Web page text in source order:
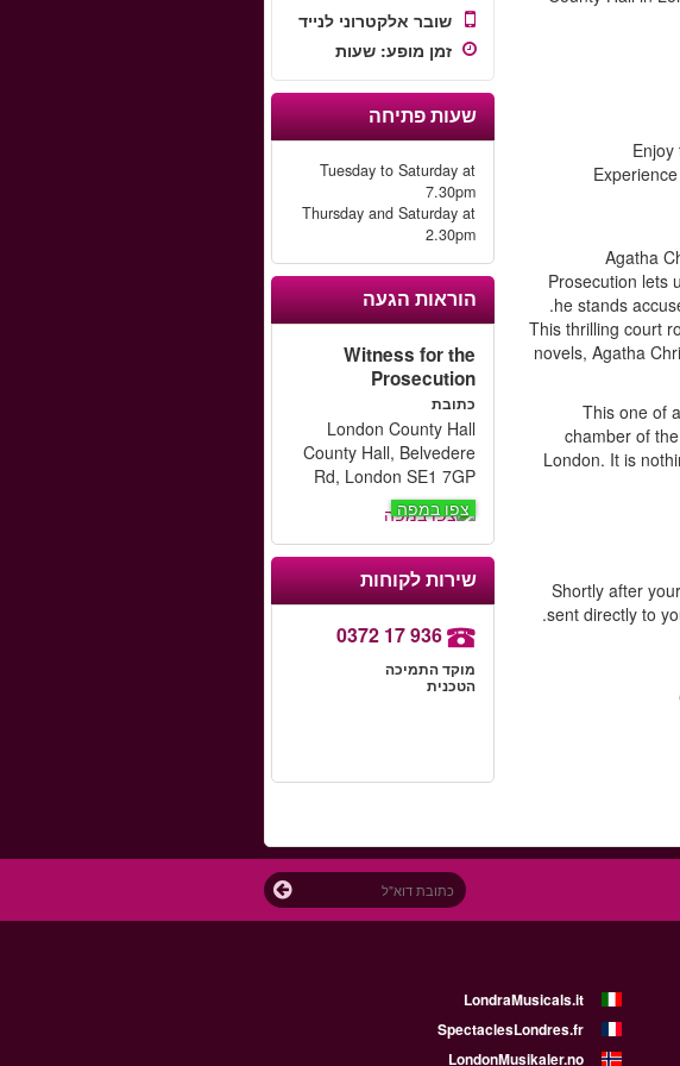
Agatha
Prosecution lets
he stands
This thrilling court
novels, Agatha
This one of
chamber of
London. It is
Shortly after
sent directly to
שובר אלקטרוני לנייד
זמן מופע: שעות
שעות פתיחה
Tuesday to Saturday at
7.30pm
Thursday and Saturday at
2.30pm
הוראות הגעה
Witness for the
Prosecution
כתובת
London County Hall
County Hall, Belvedere
Rd, London SE1 7GP
צפו במפה
שירות לקוחות
0372 17 936
מוקד התמיכה
הטכנית
LondraMusicals.it
SpectaclesLondres.fr
LondonMusikaler.no